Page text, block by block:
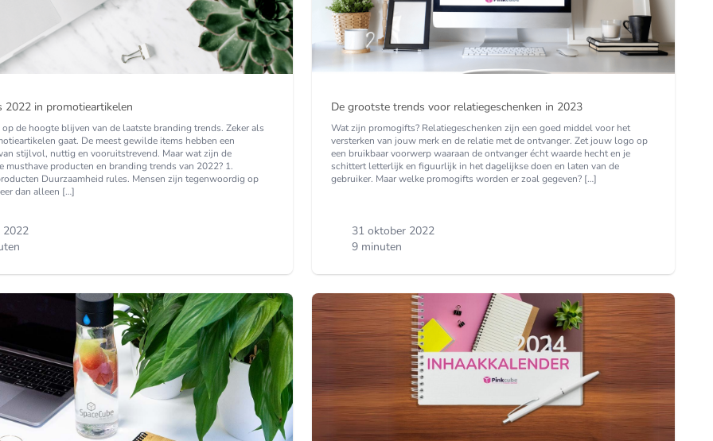
2022 in promotieartikelen
de hoogte blijven van de laatste branding trends. Zeker als
gaat. De meest gewilde items hebben een
stijlvol, nuttig en vooruitstrevend. Maar wat zijn de
musthave producten en branding trends van 2022? 1.
Duurzaamheid rules. Mensen zijn tegenwoordig op
dan alleen […]
De grootste trends voor relatiegeschenken in 2023
Wat zijn promogifts? Relatiegeschenken zijn een goed middel voor het
versterken van jouw merk en de relatie met de ontvanger. Zet jouw logo op
een bruikbaar voorwerp waaraan de ontvanger écht waarde hecht en je
schittert letterlijk en figuurlijk in het dagelijkse doen en laten van de
gebruiker. Maar welke promogifts worden er zoal gegeven? […]
31 oktober 2022
9 minuten